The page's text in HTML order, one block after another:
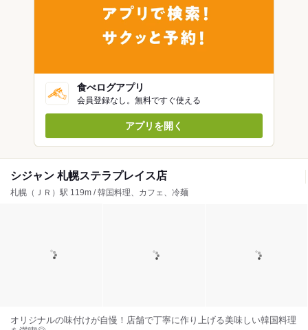
食べログアプリ
会員登録なし。無料ですぐ使える
アプリを開く
シジャン 札幌ステラプレイス店
札幌（ＪＲ）駅 119m / 韓国料理、カフェ、冷麺
オリジナルの味付けが自慢！店舗で丁寧に作り上げる美味しい韓国料理